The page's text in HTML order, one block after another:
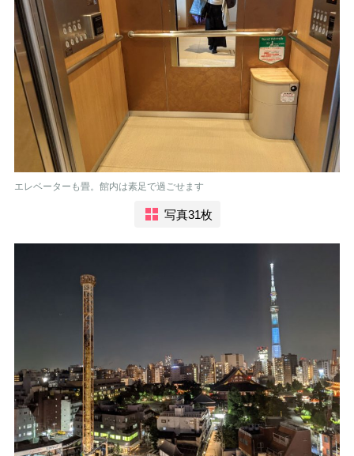
エレベーターも畳。館内は素足で過ごせます
写真31枚